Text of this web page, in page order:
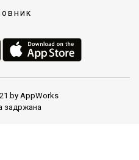
by AppWorks
задржана